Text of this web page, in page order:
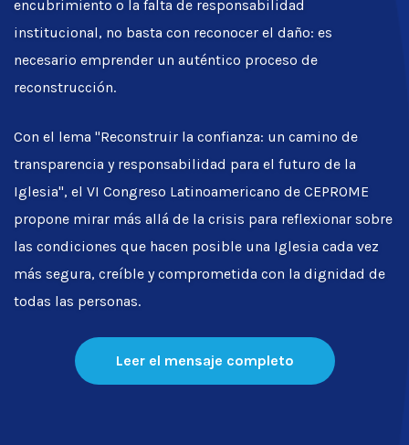
encubrimiento o la falta de responsabilidad
institucional, no basta con reconocer el daño: es
necesario emprender un auténtico proceso de
reconstrucción.
Con el lema "Reconstruir la confianza: un camino de
transparencia y responsabilidad para el futuro de la
Iglesia", el VI Congreso Latinoamericano de CEPROME
propone mirar más allá de la crisis para reflexionar sobre
las condiciones que hacen posible una Iglesia cada vez
más segura, creíble y comprometida con la dignidad de
todas las personas.
Leer el mensaje completo